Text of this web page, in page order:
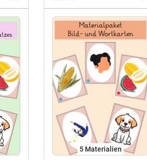
5 Materialien